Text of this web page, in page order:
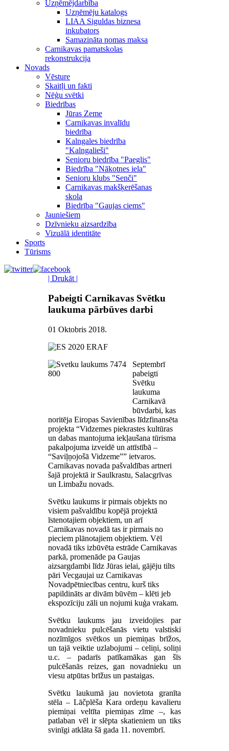
Uzņēmējdarbība
Uzņēmēju katalogs
LIAA Siguldas biznesa
inkubators
Samazināta nomas maksa
Carnikavas pamatskolas
rekonstrukcija
Novads
Vēsture
Skaitļi un fakti
Nēģu svētki
Biedrības
Jūras Zeme
Carnikavas invalīdu
biedrība
Kalngales biedrība
"Kalngalieši"
Senioru biedrība "Paeglis"
Biedrība "Nākotnes iela"
Senioru klubs "Senči"
Carnikavas makšķerēšanas
skola
Biedrība "Gaujas ciems"
Jauniešiem
Dzīvnieku aizsardzība
Vizuālā identitāte
Sports
Tūrisms
| Drukāt |
Pabeigti Carnikavas Svētku
laukuma pārbūves darbi
01 Oktobris 2018.
Septembrī
pabeigti
Svētku
laukuma
Carnikavā
būvdarbi, kas
noritēja Eiropas Savienības līdzfinansēta
projekta “Vidzemes piekrastes kultūras
un dabas mantojuma iekļaušana tūrisma
pakalpojuma izveidē un attīstībā –
“Saviļņojošā Vidzeme”” ietvaros.
Carnikavas novada pašvaldības artneri
šajā projektā ir Saulkrastu, Salacgrīvas
un Limbažu novads.
Svētku laukums ir pirmais objekts no
visiem pašvaldību kopējā projektā
īstenotajiem objektiem, un arī
Carnikavas novadā tas ir pirmais no
pieciem plānotajiem objektiem. Vēl
novadā tiks izbūvēta estrāde Carnikavas
parkā, promenāde pa Gaujas
aizsargdambi līdz Jūras ielai, gājēju tilts
pāri Vecgaujai uz Carnikavas
Novadpētniecības centru, kurš tiks
papildināts ar divām būvēm – klēti jeb
ekspozīciju zāli un nojumi kuģa vrakam.
Svētku laukums jau izveidojies par
novadnieku pulcēšanās vietu valstiski
nozīmīgos svētkos un piemiņas brīžos,
un tajā veiktie uzlabojumi – celiņi, soliņi
u.c. – padarīs patīkamākas gan šīs
pulcēšanās reizes, gan novadnieku un
viesu atpūtas brīžus un pastaigas.
Svētku laukumā jau novietota granīta
stēla – Lāčplēša Kara ordeņu kavalieru
piemiņai veltīta piemiņas zīme –, kas
patlaban vēl ir slēpta skatieniem un tiks
svinīgi atklāta šā gada 11. novembrī.